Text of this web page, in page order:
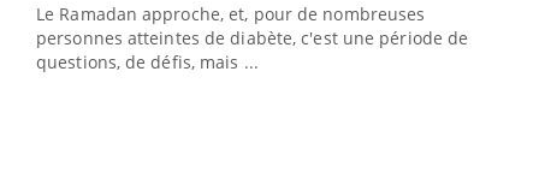
Le Ramadan approche, et, pour de nombreuses
personnes atteintes de diabète, c'est une période de
questions, de défis, mais ...